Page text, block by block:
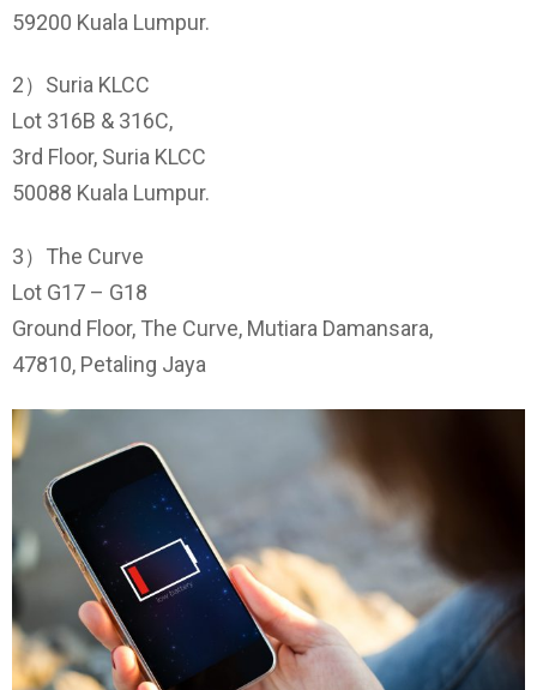
59200 Kuala Lumpur.
2）Suria KLCC
Lot 316B & 316C,
3rd Floor, Suria KLCC
50088 Kuala Lumpur.
3）The Curve
Lot G17 – G18
Ground Floor, The Curve, Mutiara Damansara,
47810, Petaling Jaya